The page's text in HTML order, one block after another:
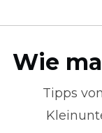
Wie
Tipps von